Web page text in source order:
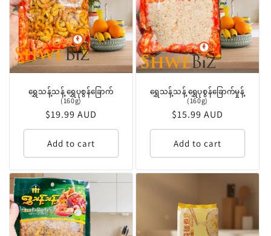
ရွှေသန့်သန့် ရွှေပုစွန်ခြောက်
(160g)
Regular
price
$19.99 AUD
Add to cart
ရွှေသန့်သန့် ရွှေပုစွန်ခြောက်မှုန့်
(160g)
Regular
price
$15.99 AUD
Add to cart